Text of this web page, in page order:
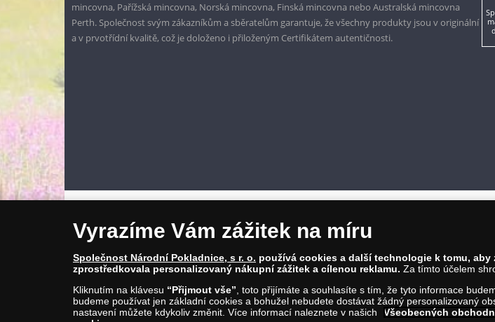
mincovna, Pařížská mincovna, Norská mincovna, Finská mincovna nebo Australská mincovna
Perth. Společnost svým zákazníkům a sběratelům garantuje, že všechny produkty jsou v originální
a v prvotřídní kvalitě, což je doloženo i přiloženým Certifikátem autentičnosti.
© Copyright 2026 - Národní Pokladnice, s. r. o.; Karolinská 661/4, 186 00 Praha 8; Tel.: 810 100 500
Vyrazíme Vám zážitek na míru
Společnost Národní Pokladnice, s r. o. používá cookies a další technologie k tomu,
zprostředkovala personalizovaný nákupní zážitek a cílenou reklamu. Za tímto účelem
Kliknutím na klávesu “Přijmout vše” , toto přijímáte a souhlasíte s tím, že tyto informace
budeme používat jen základní cookies a bohužel nebudete dostávat žádný personalizovaný
nastavení můžete kdykoliv změnit. Více informací naleznete v našich
Všeobecných